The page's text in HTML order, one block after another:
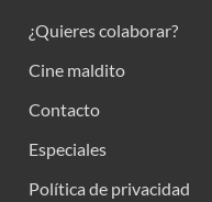
¿Quieres colaborar?
Cine maldito
Contacto
Especiales
Política de privacidad